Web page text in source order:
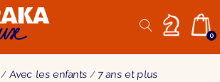
0
Avec les enfants 7 ans et plus